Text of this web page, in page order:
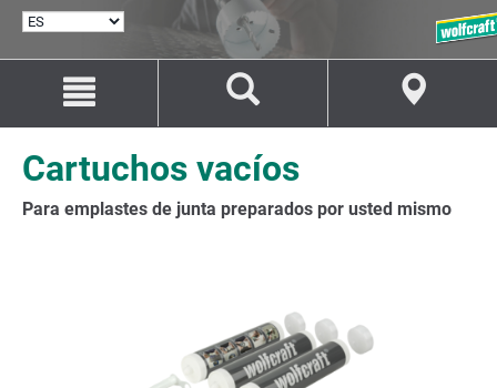
SELECCIONAR
contenido
la
navegación
Cartuchos vacíos
Para emplastes de junta preparados por usted mismo